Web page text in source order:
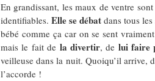
En grandissant, les maux de ventre
identifiables. Elle se débat dans tous les
bébé comme ça car on se sent
mais le fait de la divertir, de lui faire
veilleuse dans la nuit. Quoiqu’il arrive,
l’accorde !